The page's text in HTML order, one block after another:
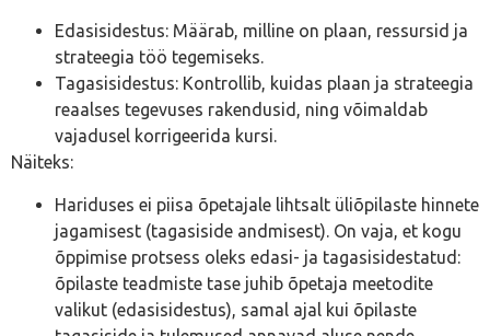
Edasisidestus: Määrab, milline on plaan, ressursid ja
strateegia töö tegemiseks.
Tagasisidestus: Kontrollib, kuidas plaan ja strateegia
reaalses tegevuses rakendusid, ning võimaldab
vajadusel korrigeerida kursi.
Näiteks:
Hariduses ei piisa õpetajale lihtsalt üliõpilaste hinnete
jagamisest (tagasiside andmisest). On vaja, et kogu
õppimise protsess oleks edasi- ja tagasisidestatud:
õpilaste teadmiste tase juhib õpetaja meetodite
valikut (edasisidestus), samal ajal kui õpilaste